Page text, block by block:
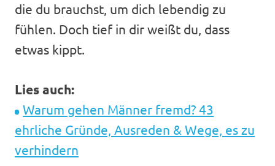
die du brauchst, um dich lebendig zu
fühlen. Doch tief in dir weißt du, dass
etwas kippt.
Lies auch:
Warum gehen Männer fremd? 43
ehrliche Gründe, Ausreden & Wege, es zu
verhindern